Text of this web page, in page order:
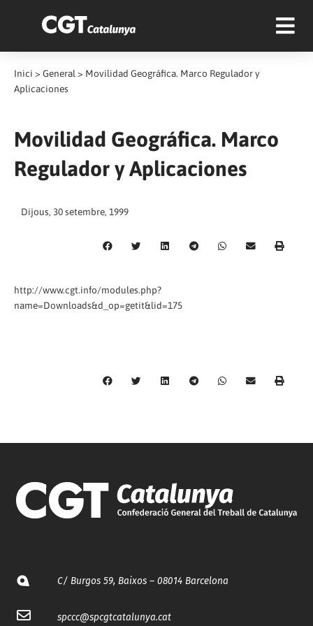
Inici > General > Movilidad Geográfica. Marco Regulador y
Aplicaciones
Movilidad Geográfica. Marco
Regulador y Aplicaciones
Dijous, 30 setembre, 1999
http://www.cgt.info/modules.php?
name=Downloads&d_op=getit&lid=175
C/ Burgos 59, Baixos – 08014 Barcelona
spccc@spcgtcatalunya.cat